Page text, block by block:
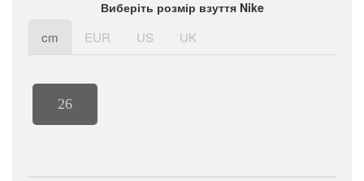
Виберіть розмір взуття Nike
cm EUR US UK
26